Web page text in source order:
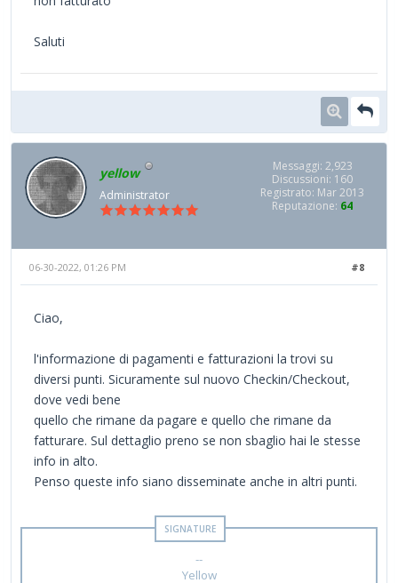
Saluti
yellow
Administrator
Messaggi: 2,923
Discussioni: 160
Registrato: Mar 2013
Reputazione: 64
#8
06-30-2022, 01:26 PM
Ciao,
l'informazione di pagamenti e fatturazioni la trovi su
diversi punti. Sicuramente sul nuovo Checkin/Checkout,
dove vedi bene
quello che rimane da pagare e quello che rimane da
fatturare. Sul dettaglio preno se non sbaglio hai le stesse
info in alto.
Penso queste info siano disseminate anche in altri punti.
--
Yellow